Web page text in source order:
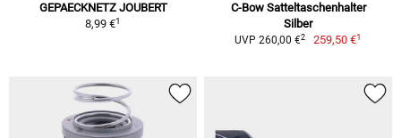
GEPAECKNETZ JOUBERT
8,99 €1
C-Bow Satteltaschenhalter
Silber
UVP 260,00 €2 259,50 €1